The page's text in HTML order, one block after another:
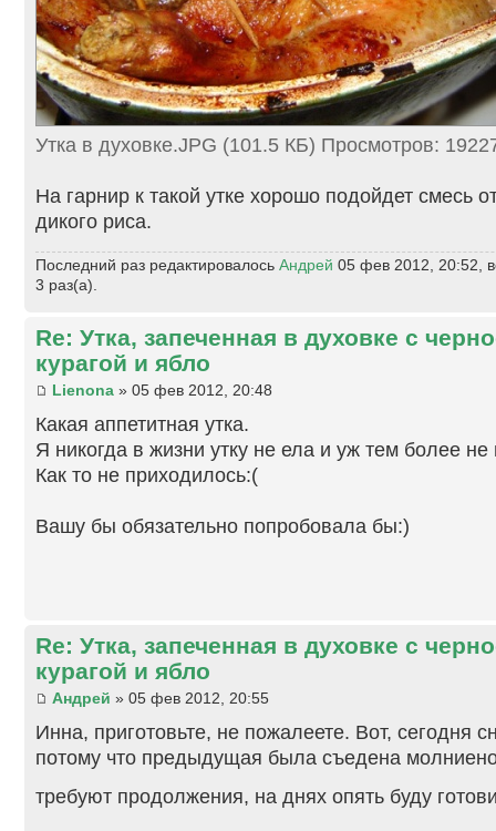
Утка в духовке.JPG (101.5 КБ) Просмотров:
На гарнир к такой утке хорошо подойдет смесь
дикого риса.
Последний раз редактировалось Андрей 05 фев 2012, 20:52,
3 раз(а).
Re: Утка, запеченная в духовке с
курагой и ябло
Lienona » 05 фев 2012, 20:48
Какая аппетитная утка.
Я никогда в жизни утку не ела и уж тем более не
Как то не приходилось:(
Вашу бы обязательно попробовала бы:)
Re: Утка, запеченная в духовке с
курагой и ябло
Андрей » 05 фев 2012, 20:55
Инна, приготовьте, не пожалеете. Вот, сегодня
потому что предыдущая была съедена
требуют продолжения, на днях опять буду